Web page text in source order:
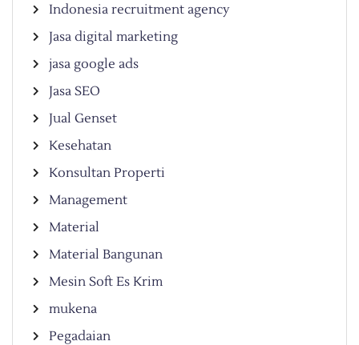
Indonesia recruitment agency
Jasa digital marketing
jasa google ads
Jasa SEO
Jual Genset
Kesehatan
Konsultan Properti
Management
Material
Material Bangunan
Mesin Soft Es Krim
mukena
Pegadaian